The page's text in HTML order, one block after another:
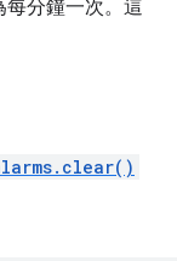
分鐘一次。這